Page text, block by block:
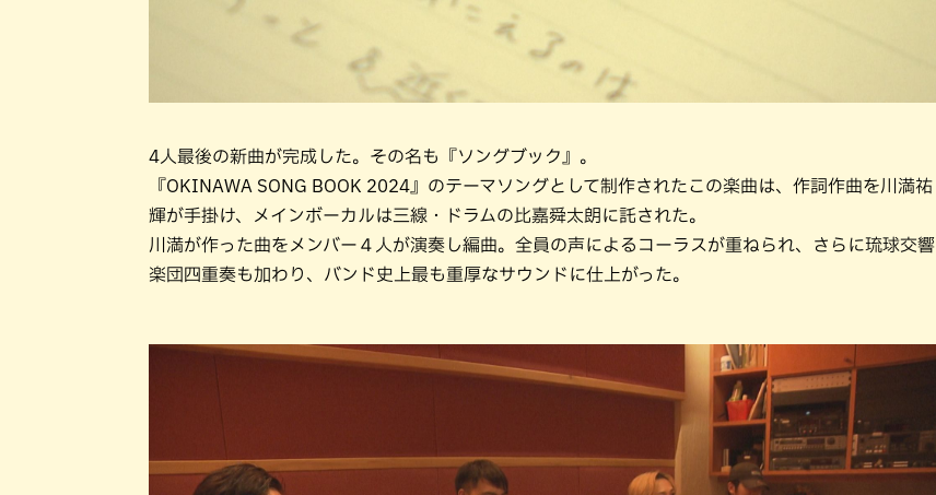
4人最後の新曲が完成した。その名も『ソングブック』。
『OKINAWA SONG BOOK 2024』のテーマソングとして制作されたこの楽曲は、作詞作曲を川満祐
輝が手掛け、メインボーカルは三線・ドラムの比嘉舜太朗に託された。
川満が作った曲をメンバー４人が演奏し編曲。全員の声によるコーラスが重ねられ、さらに琉球交響
楽団四重奏も加わり、バンド史上最も重厚なサウンドに仕上がった。